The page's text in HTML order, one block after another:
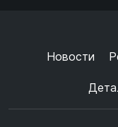
Новости